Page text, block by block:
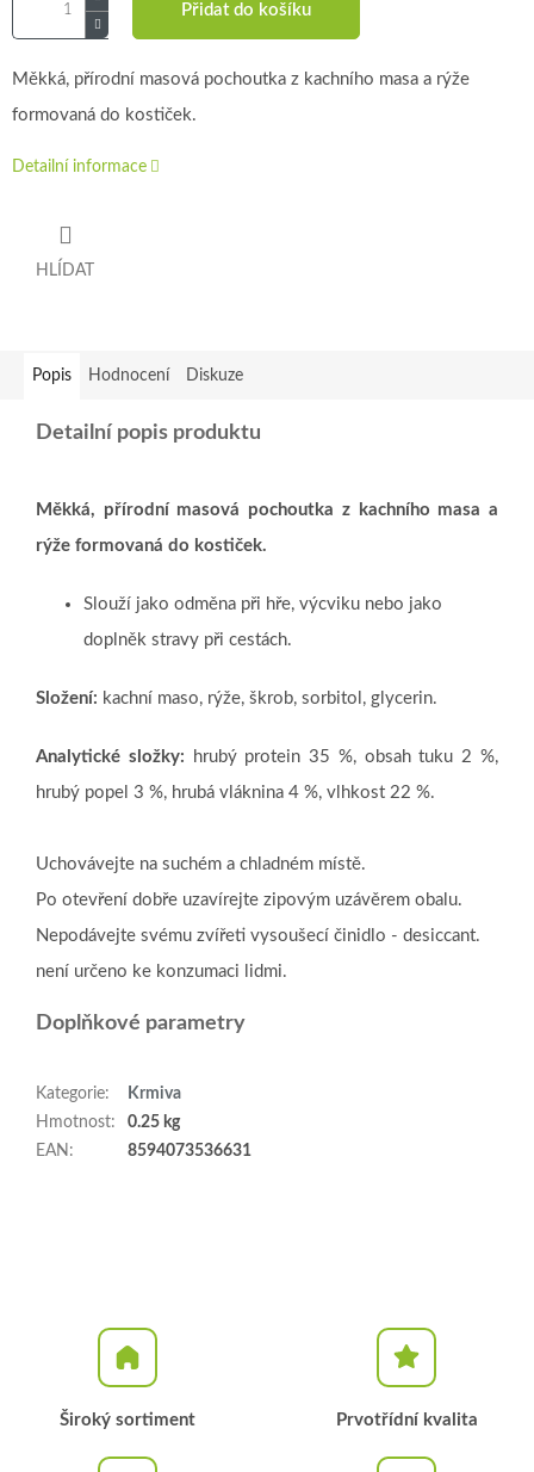
Přidat do košíku
Měkká, přírodní masová pochoutka z kachního masa a rýže
formovaná do kostiček.
Detailní informace
HLÍDAT
Popis Hodnocení Diskuze
Detailní popis produktu
Měkká, přírodní masová pochoutka z kachního masa a
rýže formovaná do kostiček.
Slouží jako odměna při hře, výcviku nebo jako
doplněk stravy při cestách.
Složení: kachní maso, rýže, škrob, sorbitol, glycerin.
Analytické složky: hrubý protein 35 %, obsah tuku 2 %,
hrubý popel 3 %, hrubá vláknina 4 %, vlhkost 22 %.
Uchovávejte na suchém a chladném místě.
Po otevření dobře uzavírejte zipovým uzávěrem obalu.
Nepodávejte svému zvířeti vysoušecí činidlo - desiccant.
není určeno ke konzumaci lidmi.
Doplňkové parametry
Kategorie:
Krmiva
Hmotnost:
0.25 kg
EAN : 8594073536631
Široký sortiment Prvotřídní kvalita